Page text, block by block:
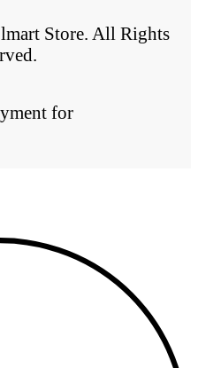
Store. All Rights
for